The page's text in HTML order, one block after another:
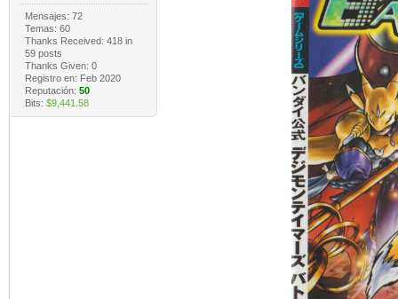
Mensajes: 72
Temas: 60
Thanks Received: 418in
59 posts
Thanks Given: 0
Registro en: Feb 2020
Reputación: 50
Bits: $9,441.58